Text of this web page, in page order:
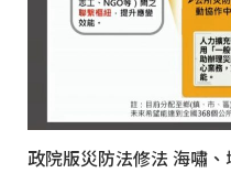
政院版災防法修法 海嘯